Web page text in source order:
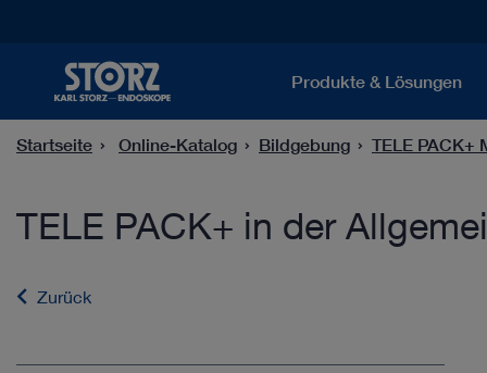
Produkte & Lösungen
Startseite Online-Katalog Bildgebung TELE PACK+
TELE PACK+ in der
Zurück